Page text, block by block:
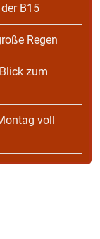
B15
Regen
zum
voll